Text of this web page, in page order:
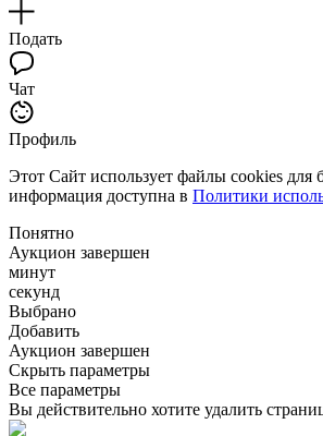
Подать
Чат
Профиль
Этот Сайт использует файлы cookies для
информация доступна в Политики
Понятно
Аукцион завершен
минут
секунд
Выбрано
Добавить
Аукцион завершен
Скрыть параметры
Все параметры
Вы действительно хотите удалить